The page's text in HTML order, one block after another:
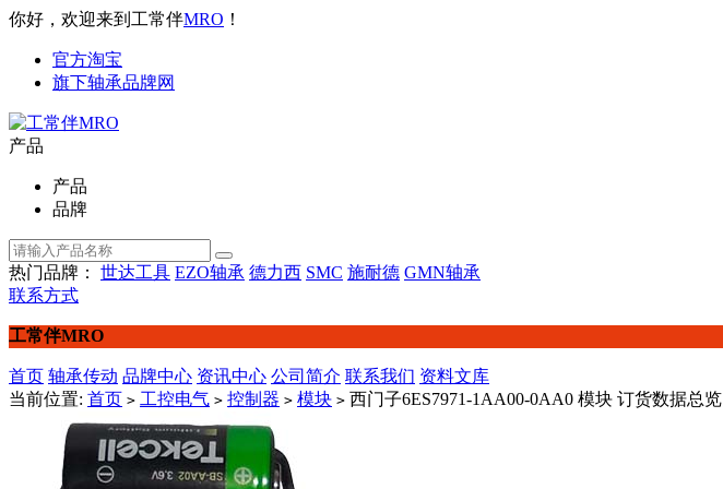
你好，欢迎来到工常伴MRO ！
官方淘宝
旗下轴承品牌网
产品
产品
品牌
热门品牌： 世达工具 EZO轴承 德力西 SMC 施耐德 GMN轴承
联系方式
工常伴MRO
首页 轴承传动 品牌中心 资讯中心 公司简介 联系我们 资料文库
当前位置: 首页 > 工控电气 > 控制器 > 模块 > 西门子6ES7971-1AA00-0AA0 模块 订货数据总览